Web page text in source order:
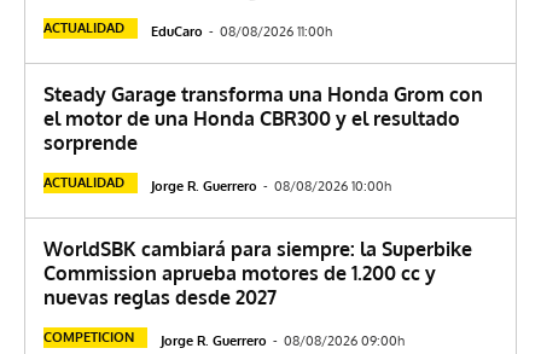
ACTUALIDAD EduCaro - 08/08/2026 11:00h
Steady Garage transforma una Honda Grom con
el motor de una Honda CBR300 y el resultado
sorprende
ACTUALIDAD Jorge R. Guerrero - 08/08/2026 10:00h
WorldSBK cambiará para siempre: la Superbike
Commission aprueba motores de 1.200 cc y
nuevas reglas desde 2027
COMPETICION Jorge R. Guerrero - 08/08/2026 09:00h